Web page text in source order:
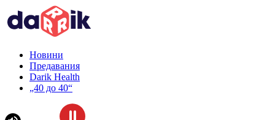
Новини
Предавания
Darik Health
„40 до 40“